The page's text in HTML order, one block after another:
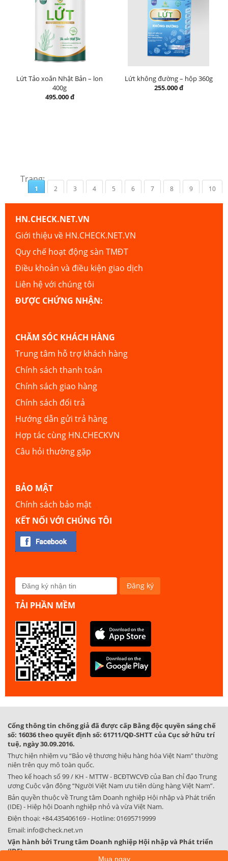
Lứt Tảo xoắn Nhật Bản – lon
400g
495.000 đ
Lứt không đường – hộp 360g
255.000 đ
Trang:
1 2 3 4 5 6 7 8 9 10
HN.CHECK.NET.VN
Giới thiệu về HN.CHECK.NET.VN
Quy chế hoạt động sàn TMĐT
Điều khoản và điều kiện giao dịch
Liên hệ với chúng tôi
ĐƯỢC CHỨNG NHẬN:
CHĂM SÓC KHÁCH HÀNG
Trung tâm hỗ trợ khách hàng
Chính sách thanh toán
Chính sách giao hàng
Chính sách đổi trả
Hướng dẫn gửi trả hàng
Hợp tác cùng HN.CHECKVN
Câu hỏi thường gặp
BẢO MẬT
Chính sách bảo mật
KẾT NỐI VỚI CHÚNG TÔI
TẢI PHẦN MỀM
Cổng thông tin chống giả đã được cấp Bằng độc quyền sáng chế
số: 16036 theo quyết định số: 61711/QĐ-SHTT của Cục sở hữu trí
tuệ, ngày 30.09.2016.
Thực hiện nhiệm vụ “Bảo vệ thương hiệu hàng hóa Việt Nam” thường
niên trên quy mô toàn quốc.
Theo kế hoạch số 99 / KH - MTTW - BCĐTWCVĐ của Ban chỉ đạo Trung
ương Cuộc vận động “Người Việt Nam ưu tiên dùng hàng Việt Nam”.
Bản quyền thuộc về Trung tâm Doanh nghiệp Hội nhập và Phát triển
(IDE) - Hiệp hội Doanh nghiệp nhỏ và vừa Việt Nam.
Điện thoại:+84.435406169- Hotline:01695719999
Email: info@check.net.vn
Vận hành bởi Trung tâm Doanh nghiệp Hội nhập và Phát triển
(IDE)